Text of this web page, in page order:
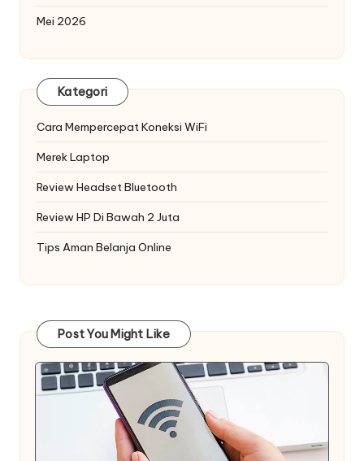
Mei 2026
Kategori
Cara Mempercepat Koneksi WiFi
Merek Laptop
Review Headset Bluetooth
Review HP Di Bawah 2 Juta
Tips Aman Belanja Online
Post You Might Like